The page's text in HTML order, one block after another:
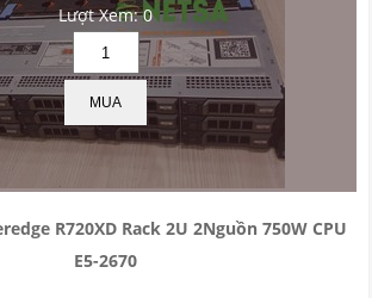
Lượt Xem: 0
MUA
R720XD Rack 2U 2Nguồn 750W CPU
E5-2670